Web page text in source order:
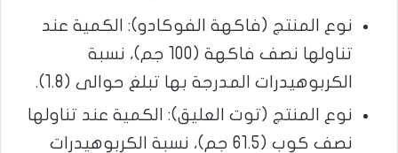
نوع المنتج (فاكهة الفوكادو): الكمية عند
تناولها نصف فاكهة (100 جم)، نسبة
الكربوهيدرات المدرجة بها تبلغ حوالى (1.8).
نوع المنتج (توت العليق): الكمية عند تناولها
نصف كوب (61.5 جم)، نسبة الكربوهيدرات